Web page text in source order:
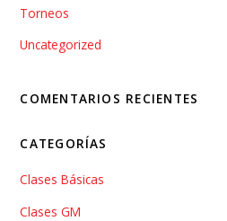
Torneos
Uncategorized
COMENTARIOS RECIENTES
CATEGORÍAS
Clases Básicas
Clases GM